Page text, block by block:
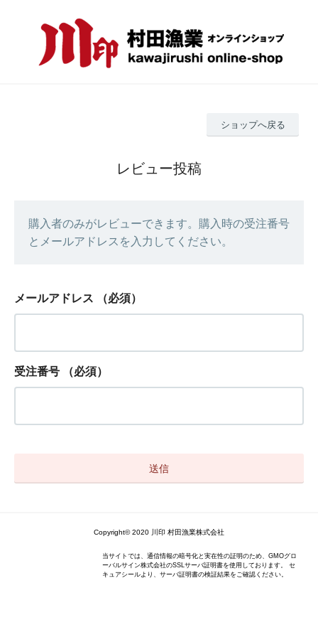
ショップへ戻る
レビュー投稿
購入者のみがレビューできます。購入時の受注番号
とメールアドレスを入力してください。
メールアドレス （必須）
受注番号 （必須）
Copyright© 2020 川印 村田漁業株式会社
当サイトでは、通信情報の暗号化と実在性の証明のため、GMOグロ
ーバルサイン株式会社のSSLサーバ証明書を使用しております。 セ
キュアシールより、サーバ証明書の検証結果をご確認ください。